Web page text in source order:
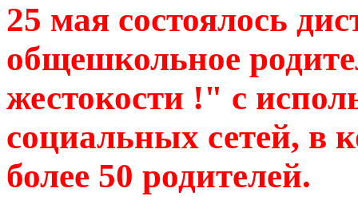
25 мая состоялось
общешкольное
жестокости !" с
социальных сетей, в
более 50 родителей.